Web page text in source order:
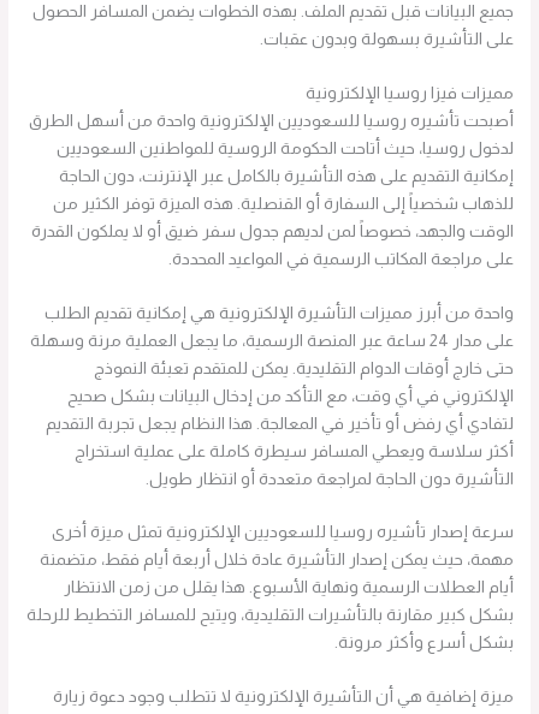
جميع البيانات قبل تقديم الملف. بهذه الخطوات يضمن المسافر الحصول
على التأشيرة بسهولة وبدون عقبات.
مميزات فيزا روسيا الإلكترونية
أصبحت تأشيره روسيا للسعوديين الإلكترونية واحدة من أسهل الطرق
لدخول روسيا، حيث أتاحت الحكومة الروسية للمواطنين السعوديين
إمكانية التقديم على هذه التأشيرة بالكامل عبر الإنترنت، دون الحاجة
للذهاب شخصياً إلى السفارة أو القنصلية. هذه الميزة توفر الكثير من
الوقت والجهد، خصوصاً لمن لديهم جدول سفر ضيق أو لا يملكون القدرة
على مراجعة المكاتب الرسمية في المواعيد المحددة.
واحدة من أبرز مميزات التأشيرة الإلكترونية هي إمكانية تقديم الطلب
على مدار 24 ساعة عبر المنصة الرسمية، ما يجعل العملية مرنة وسهلة
حتى خارج أوقات الدوام التقليدية. يمكن للمتقدم تعبئة النموذج
الإلكتروني في أي وقت، مع التأكد من إدخال البيانات بشكل صحيح
لتفادي أي رفض أو تأخير في المعالجة. هذا النظام يجعل تجربة التقديم
أكثر سلاسة ويعطي المسافر سيطرة كاملة على عملية استخراج
التأشيرة دون الحاجة لمراجعة متعددة أو انتظار طويل.
سرعة إصدار تأشيره روسيا للسعوديين الإلكترونية تمثل ميزة أخرى
مهمة، حيث يمكن إصدار التأشيرة عادة خلال أربعة أيام فقط، متضمنة
أيام العطلات الرسمية ونهاية الأسبوع. هذا يقلل من زمن الانتظار
بشكل كبير مقارنة بالتأشيرات التقليدية، ويتيح للمسافر التخطيط للرحلة
بشكل أسرع وأكثر مرونة.
ميزة إضافية هي أن التأشيرة الإلكترونية لا تتطلب وجود دعوة زيارة